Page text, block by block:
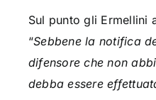
Sul punto gli Ermellini
“Sebbene la notifica
difensore che non
debba essere